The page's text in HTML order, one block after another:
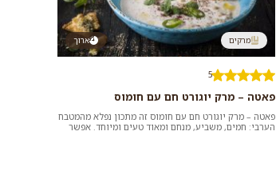
ארוך מרקים
5
פאטה – מרק יוגורט חם עם חומוס
פאטה – מרק יוגורט חם עם חומוס זה מתכון נפלא מהמטבח
הערבי: חמים, משביע, מנחם ומאוד טעים ומיוחד. אפשר